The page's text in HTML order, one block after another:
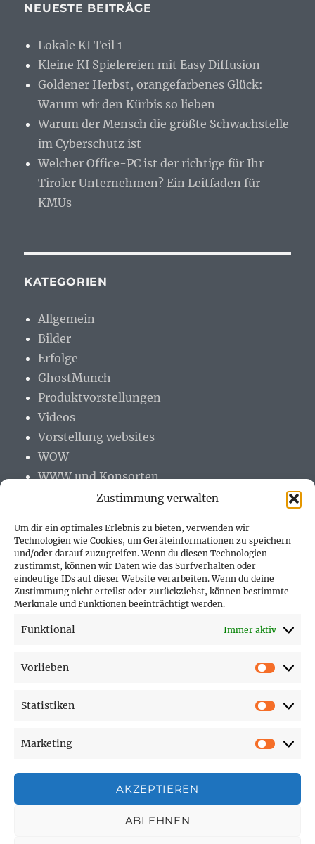
Zustimmung verwalten
Um dir ein optimales Erlebnis zu bieten, verwenden wir
Technologien wie Cookies, um Geräteinformationen zu speichern
und/oder darauf zuzugreifen. Wenn du diesen Technologien
zustimmst, können wir Daten wie das Surfverhalten oder
eindeutige IDs auf dieser Website verarbeiten. Wenn du deine
Zustimmung nicht erteilst oder zurückziehst, können bestimmte
Merkmale und Funktionen beeinträchtigt werden.
Funktional Immer aktiv
Vorlieben
Statistiken
Marketing
AKZEPTIEREN
ABLEHNEN
NEUESTE BEITRÄGE
Lokale KI Teil 1
Kleine KI Spielereien mit Easy Diffusion
Goldener Herbst, orangefarbenes Glück:
Warum wir den Kürbis so lieben
Warum der Mensch die größte Schwachstelle
im Cyberschutz ist
Welcher Office-PC ist der richtige für Ihr
Tiroler Unternehmen? Ein Leitfaden für
KMUs
KATEGORIEN
Allgemein
Bilder
Erfolge
GhostMunch
Produktvorstellungen
Videos
Vorstellung websites
WOW
WWW und Konsorten
PARTNER (LINKS)
Hofer Technik GmbH
Hofer Techniks Shop
Sonne und Erde
SEITEN
Affiliate Disclosure
Datenschutzerklärung
Impressum